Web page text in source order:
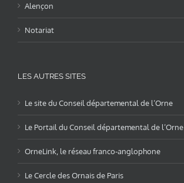
Alençon
Notariat
LES AUTRES SITES
Le site du Conseil départemental de l’Orne
Le Portail du Conseil départemental de l’Orne
OrneLink, le réseau franco-anglophone
Le Cercle des Ornais de Paris